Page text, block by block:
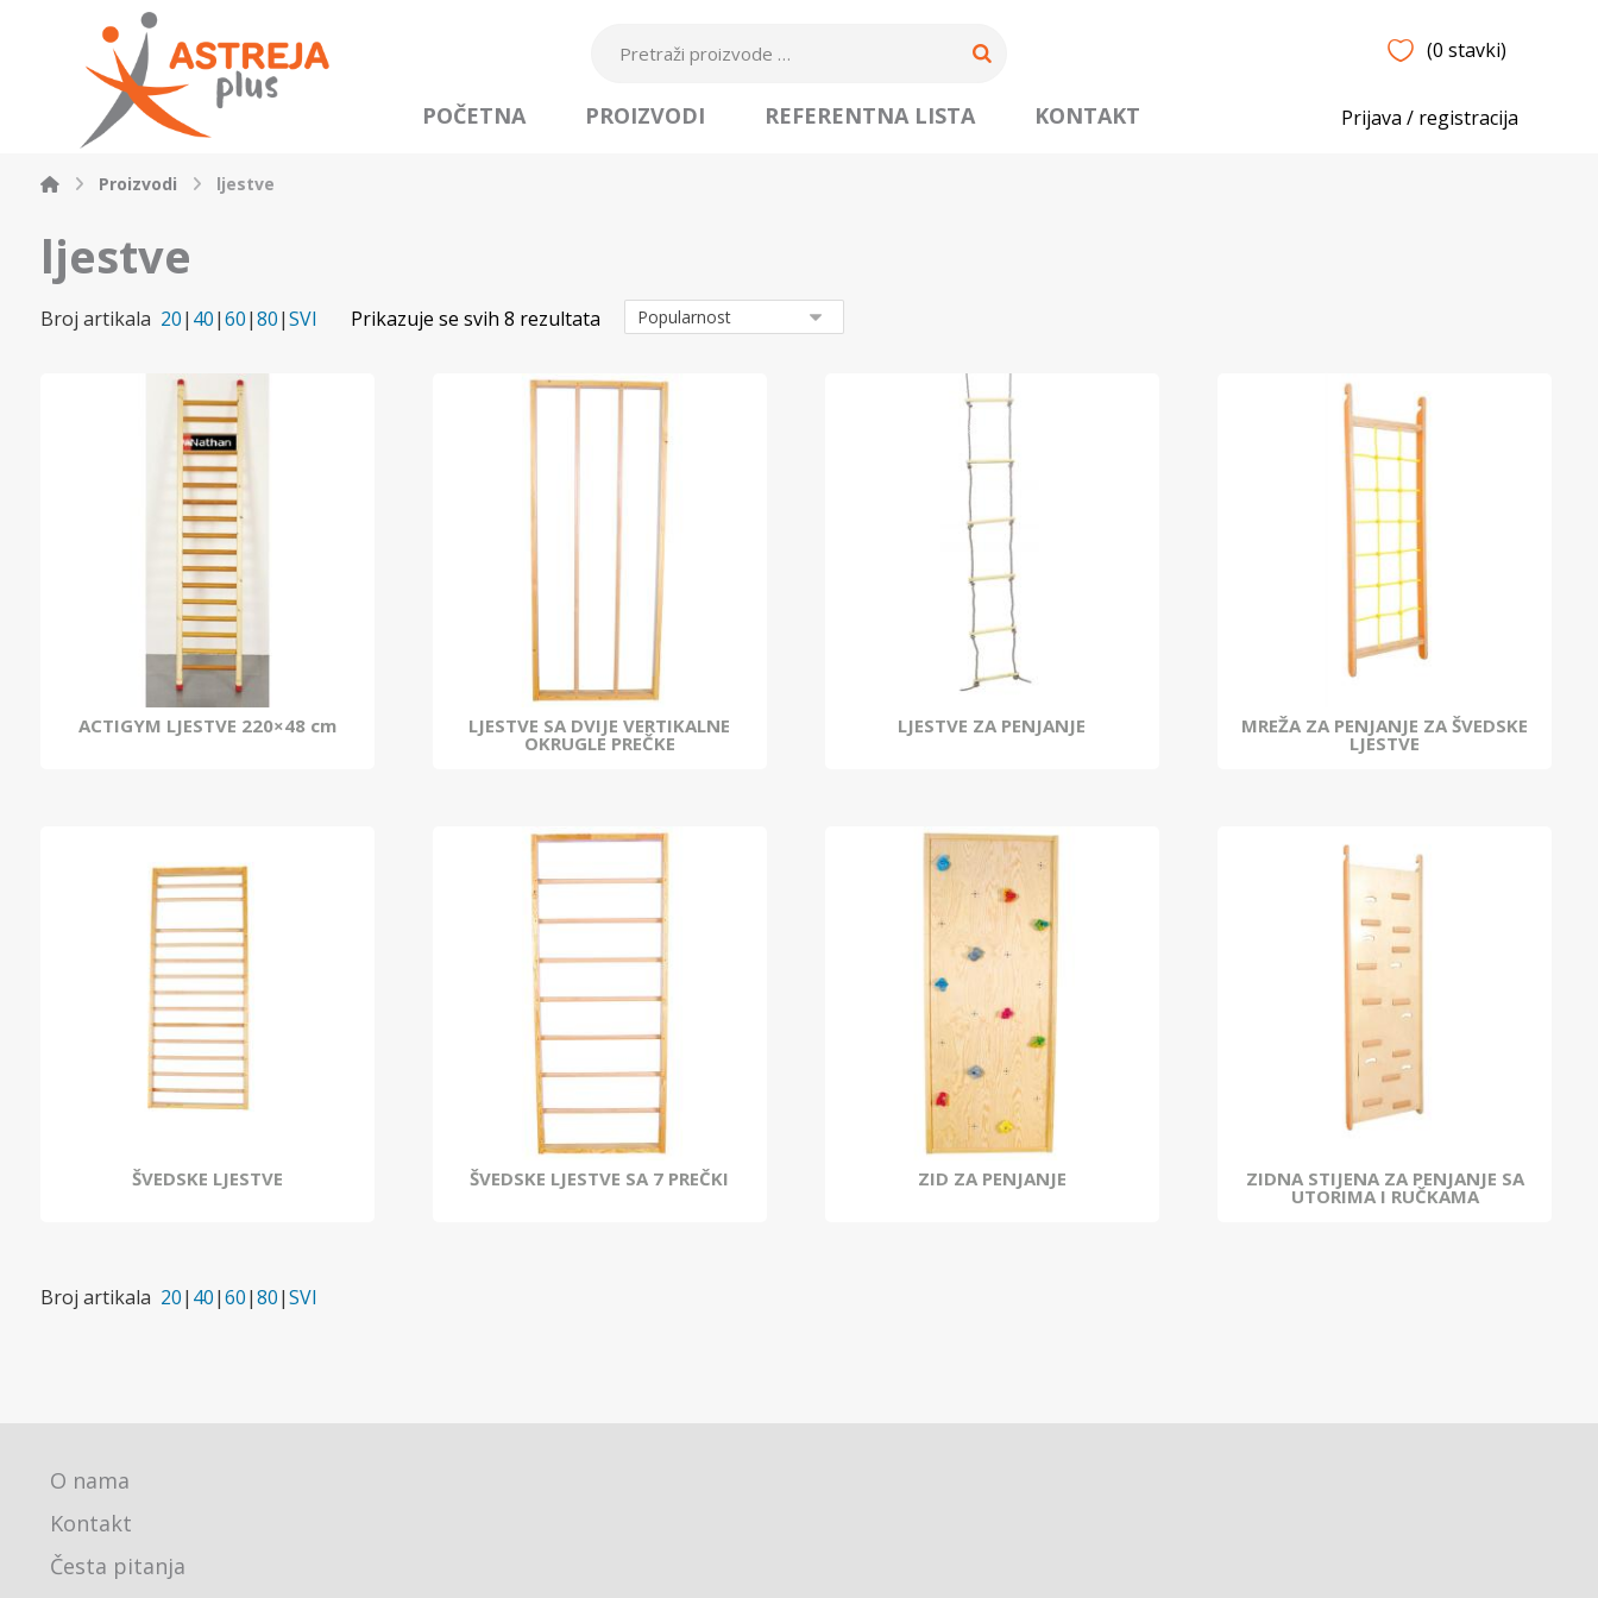
(0 stavki)
Prijava / registracija
POČETNA PROIZVODI REFERENTNA LISTA KONTAKT
Proizvodi ljestve
ljestve
Broj artikala 20| 40|60|80|SVI Prikazuje se svih 8 rezultata
ACTIGYM LJESTVE 220×48 cm LJESTVE SA DVIJE VERTIKALNE
OKRUGLE PREČKE
LJESTVE ZA PENJANJE MREŽA ZA PENJANJE ZA ŠVEDSKE
LJESTVE
ŠVEDSKE LJESTVE ŠVEDSKE LJESTVE SA 7 PREČKI ZID ZA PENJANJE ZIDNA STIJENA ZA PENJANJE SA
UTORIMA I RUČKAMA
Broj artikala 20| 40|60|80|SVI
O nama
Kontakt
Česta pitanja